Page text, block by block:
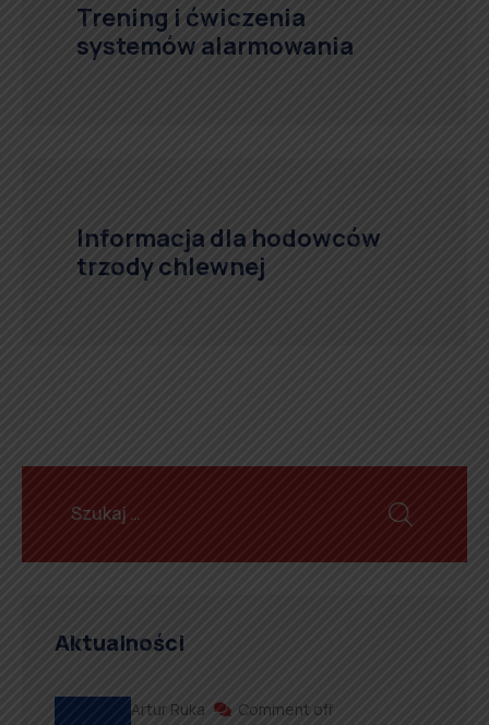
Trening i ćwiczenia
systemów alarmowania
Informacja dla hodowców
trzody chlewnej
Aktualności
Artur Ruka Comment off